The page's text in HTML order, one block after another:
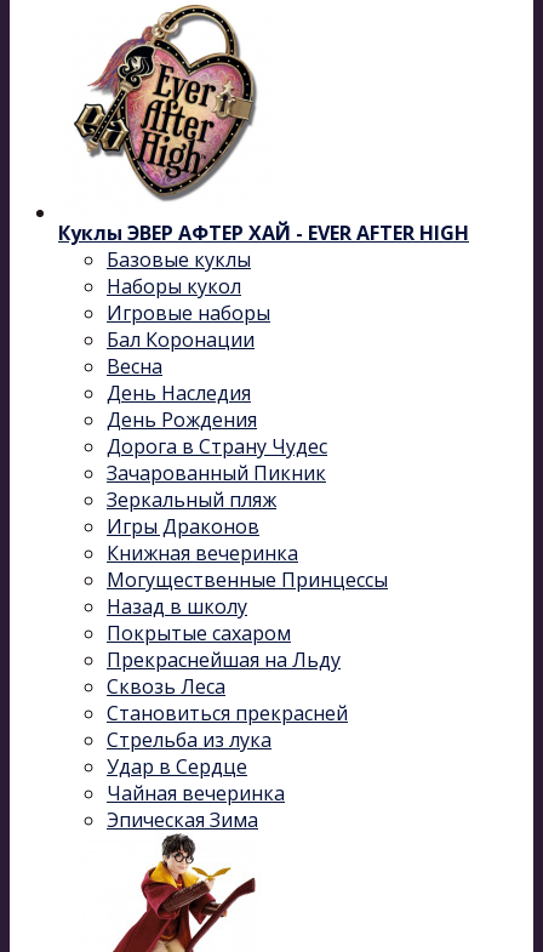
Куклы ЭВЕР АФТЕР ХАЙ - EVER AFTER HIGH
Базовые куклы
Наборы кукол
Игровые наборы
Бал Коронации
Весна
День Наследия
День Рождения
Дорога в Страну Чудес
Зачарованный Пикник
Зеркальный пляж
Игры Драконов
Книжная вечеринка
Могущественные Принцессы
Назад в школу
Покрытые сахаром
Прекраснейшая на Льду
Сквозь Леса
Становиться прекрасней
Стрельба из лука
Удар в Сердце
Чайная вечеринка
Эпическая Зима